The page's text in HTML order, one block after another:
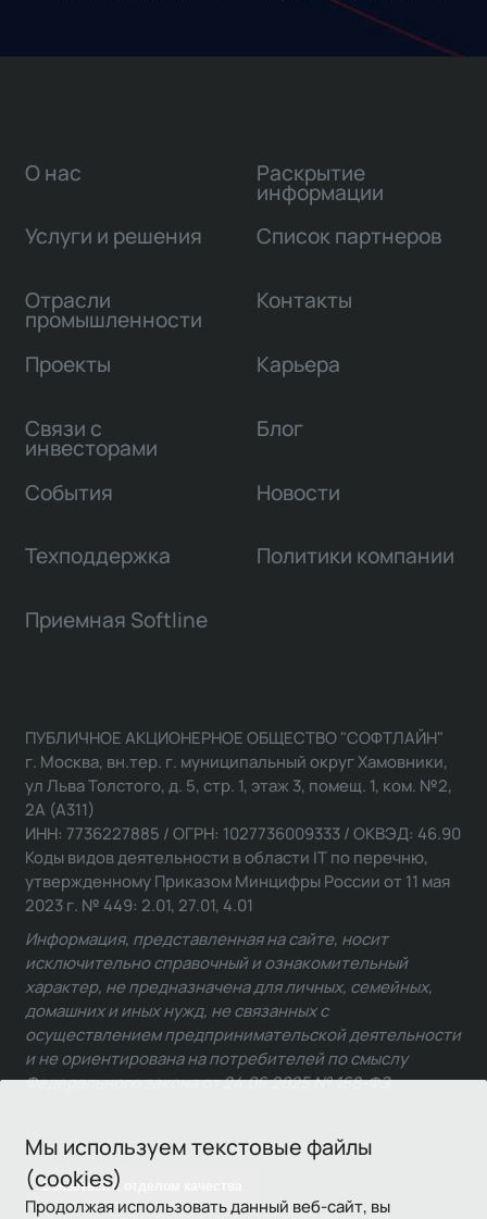
Мы используем текстовые файлы
(cookies)
Продолжая использовать данный веб-сайт, вы
О нас
Услуги и решения
Отрасли
промышленности
Проекты
Связи с
инвесторами
Раскрытие
информации
Список партнеров
Контакты
Карьера
Блог
События Новости
Техподдержка Политики компании
Приемная Softline
Связаться с отделом качества
ПУБЛИЧНОЕ АКЦИОНЕРНОЕ ОБЩЕСТВО "СОФТЛАЙН"
г. Москва, вн.тер. г. муниципальный округ Хамовники,
ул Льва Толстого, д. 5, стр. 1, этаж 3, помещ. 1, ком. №2,
2А (А311)
ИНН: 7736227885 / ОГРН: 1027736009333 / ОКВЭД: 46.90
Коды видов деятельности в области IT по перечню,
утвержденному Приказом Минцифры России от 11 мая
2023 г. № 449: 2.01, 27.01, 4.01
Информация, представленная на сайте, носит
исключительно справочный и ознакомительный
характер, не предназначена для личных, семейных,
домашних и иных нужд, не связанных с
осуществлением предпринимательской деятельности
и не ориентирована на потребителей по смыслу
Федерального закона от 24.06.2025 № 168-ФЗ.